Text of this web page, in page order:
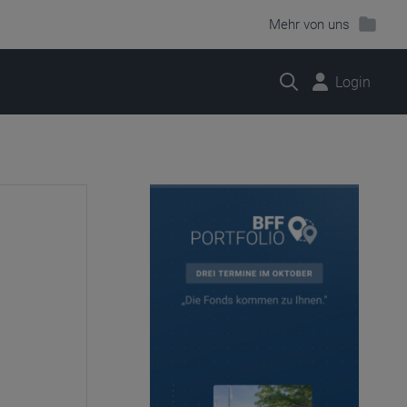
Mehr von uns
Suche Login